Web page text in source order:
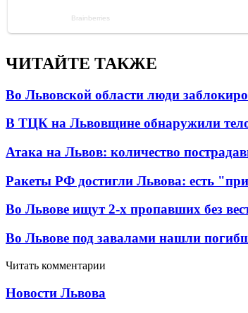
ЧИТАЙТЕ ТАКЖЕ
Во Львовской области люди
В ТЦК на Львовщине обнаружили тело
Атака на Львов: количество
Ракеты РФ достигли Львова: есть
Во Львове ищут 2-х пропавших без
Во Львове под завалами нашли
Читать комментарии
Новости Львова